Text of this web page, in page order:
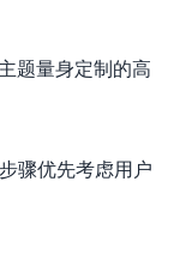
题量身定制的高
骤优先考虑用户